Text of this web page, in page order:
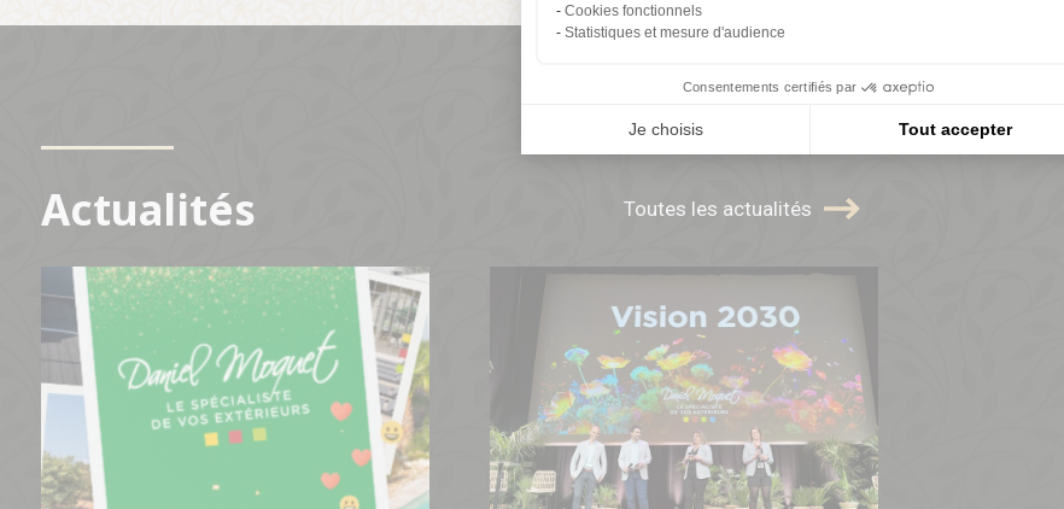
Cookies fonctionnels
Statistiques et mesure d'audience
Consentements certifiés par
Je choisis Tout accepter
Actualités Toutes les actualités